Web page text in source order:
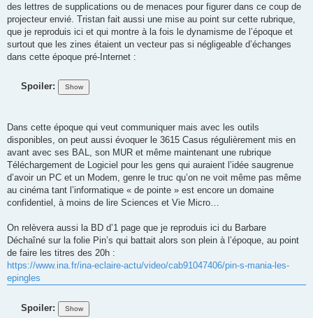
des lettres de supplications ou de menaces pour figurer dans ce coup de
projecteur envié. Tristan fait aussi une mise au point sur cette rubrique,
que je reproduis ici et qui montre à la fois le dynamisme de l’époque et
surtout que les zines étaient un vecteur pas si négligeable d’échanges
dans cette époque pré-Internet :
Spoiler:
Dans cette époque qui veut communiquer mais avec les outils
disponibles, on peut aussi évoquer le 3615 Casus régulièrement mis en
avant avec ses BAL, son MUR et même maintenant une rubrique
Téléchargement de Logiciel pour les gens qui auraient l’idée saugrenue
d’avoir un PC et un Modem, genre le truc qu’on ne voit même pas même
au cinéma tant l’informatique « de pointe » est encore un domaine
confidentiel, à moins de lire Sciences et Vie Micro…
On relèvera aussi la BD d’1 page que je reproduis ici du Barbare
Déchaîné sur la folie Pin’s qui battait alors son plein à l’époque, au point
de faire les titres des 20h :
https://www.ina.fr/ina-eclaire-actu/video/cab91047406/pin-s-mania-les-
epingles
Spoiler: